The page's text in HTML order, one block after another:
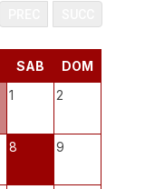
SAB
DOM
1 2
8 9